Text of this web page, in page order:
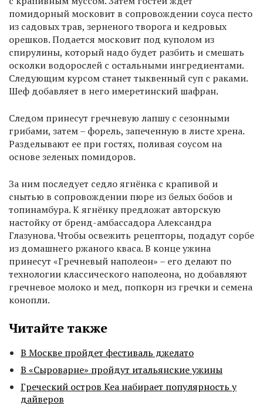
помидорный московит в сопровождении соуса песто
из садовых трав, зерненого творога и кедровых
орешков. Подается московит под куполом из
спирулины, который надо будет разбить и смешать
осколки водорослей с остальными ингредиентами.
Следующим курсом станет тыквенный суп с раками.
Шеф добавляет в него имеретинский шафран.
Следом принесут гречневую лапшу с сезонными
грибами, затем – форель, запеченную в листе хрена.
Разделывают ее при гостях, поливая соусом на
основе зеленых помидоров.
За ним последует седло ягнёнка с крапивой и
снытью в сопровождении пюре из белых бобов и
топинамбура. К ягнёнку предложат авторскую
настойку от бренд-амбассадора Александра
Глазунова. Чтобы освежить рецепторы, подадут сорбе
из домашнего ржаного кваса. В конце ужина
принесут «Гречневый наполеон» – его делают по
технологии классического наполеона, но добавляют
гречневое молоко и мед, попкорн из гречки и семена
конопли.
Читайте также
В Москве пройдет фестиваль джелато
В «Сыроварне» пройдут итальянские ужины
Греческий остров Кеа набирает популярность у
дайверов